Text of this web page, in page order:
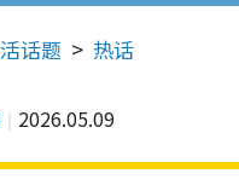
话题 热话
2026.05.09